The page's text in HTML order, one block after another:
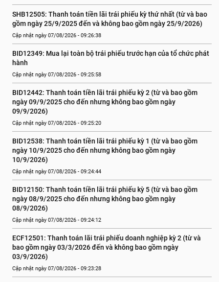
SHB12505: Thanh toán tiền lãi trái phiếu kỳ thứ nhất (từ và bao
gồm ngày 25/9/2025 đến và không bao gồm ngày 25/9/2026)
Cập nhật ngày 07/08/2026 - 09:26:38
BID12349: Mua lại toàn bộ trái phiếu trước hạn của tổ chức phát
hành
Cập nhật ngày 07/08/2026 - 09:25:58
BID12442: Thanh toán tiền lãi trái phiếu kỳ 2 (từ và bao gồm
ngày 09/9/2025 cho đến nhưng không bao gồm ngày
09/9/2026)
Cập nhật ngày 07/08/2026 - 09:25:20
BID12538: Thanh toán tiền lãi trái phiếu kỳ 1 (từ và bao gồm
ngày 10/9/2025 cho đến nhưng không bao gồm ngày
10/9/2026)
Cập nhật ngày 07/08/2026 - 09:24:44
BID12150: Thanh toán tiền lãi trái phiếu kỳ 5 (từ và bao gồm
ngày 08/9/2025 cho đến nhưng không bao gồm ngày
08/9/2026)
Cập nhật ngày 07/08/2026 - 09:24:12
ECF12501: Thanh toán lãi trái phiếu doanh nghiệp kỳ 2 (từ và
bao gồm ngày 03/3/2026 đến và không bao gồm ngày
03/9/2026)
Cập nhật ngày 07/08/2026 - 09:23:28